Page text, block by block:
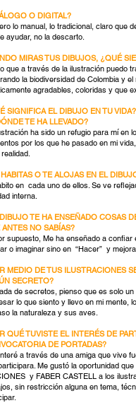
O DIGITAL?
lo manual, lo tradicional, claro que
ayudar, no la descarto.
MIRAS TUS DIBUJOS, ¿QUÉ
que a través de la ilustración puedo
la biodiversidad de Colombia y
agradables, coloridas y que
SIGNIFICA EL DIBUJO EN TU VIDA?
TE HA LLEVADO?
ha sido un refugio para mí en
por los que he pasado en mi
O TE ALOJAS EN EL
en cada uno de ellos. Se ve
interna.
TE HA ENSEÑADO COSAS
ANTES NO SABÍAS?
supuesto, Me ha enseñado a confiar
o imaginar sino en “Hacer” y
MEDIO DE TUS ILUSTRACIONES
SECRETO?
de secretos, pienso que es solo
lo que siento y llevo en mi mente,
la naturaleza y sus aves.
QUÉ TUVISTE EL INTERÉS DE
DE PORTADAS?
a través de una amiga que vive
Me gustó la oportunidad
y FABER CASTELL a los
sin restricción alguna en tema,